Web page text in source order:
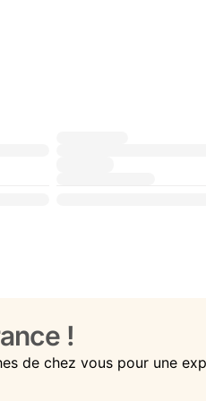
!
de chez vous pour une